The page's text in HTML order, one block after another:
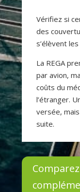
Vérifiez si
des
s’élèvent
La REGA
par avion,
coûts du
l’étranger.
versée,
suite.